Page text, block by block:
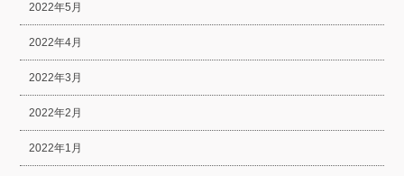
2022年5月
2022年4月
2022年3月
2022年2月
2022年1月